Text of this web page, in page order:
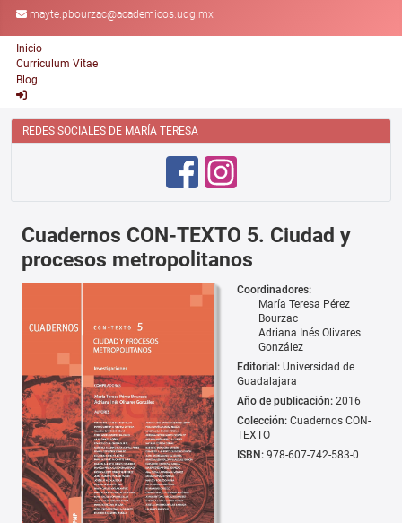
mayte.pbourzac@academicos.udg.mx
Inicio
Curriculum Vitae
Blog
REDES SOCIALES DE MARÍA TERESA
Cuadernos CON-TEXTO 5. Ciudad y
procesos metropolitanos
Coordinadores:
María Teresa Pérez
Bourzac
Adriana Inés Olivares
González
Editorial: Universidad de
Guadalajara
Año de publicación: 2016
Colección: Cuadernos CON-
TEXTO
ISBN: 978-607-742-583-0